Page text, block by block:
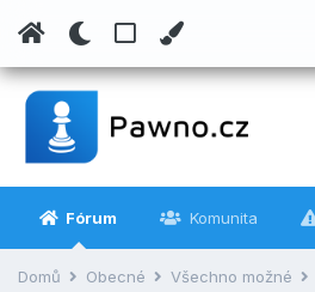
Fórum Komunita
Domů Obecné Všechno možné